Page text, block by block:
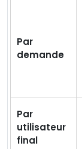
Par
demande
Par
utilisateur
final